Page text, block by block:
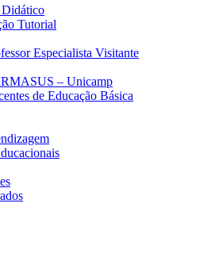
Tutorial
Especialista Visitante
– Unicamp
de Educação Básica